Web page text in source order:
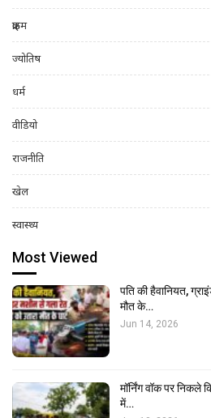
क्राइम
ज्योतिष
धर्म
वीडियो
राजनीति
खेल
स्वास्थ्य
Most Viewed
पति की हैवानियत,
मौत के…
Jun 14, 2026
मॉर्निंग वॉक पर निकले
में…